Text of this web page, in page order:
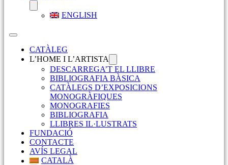
ENGLISH
CATÀLEG
L’HOME I L’ARTISTA
DESCARREGA’T EL LLIBRE
BIBLIOGRAFIA BÀSICA
CATÀLEGS D’EXPOSICIONS
MONOGRÀFIQUES
MONOGRAFIES
BIBLIOGRAFIA
LLIBRES IL·LUSTRATS
FUNDACIÓ
CONTACTE
AVÍS LEGAL
CATALÀ